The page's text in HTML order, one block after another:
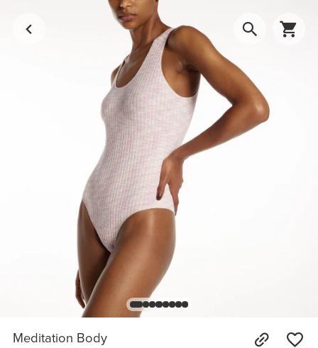
Meditation Body